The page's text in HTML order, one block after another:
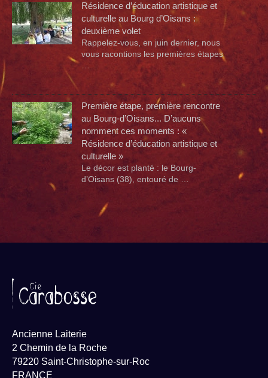
Résidence d’éducation artistique et
culturelle au Bourg d’Oisans :
deuxième volet
Rappelez-vous, en juin dernier, nous
vous racontions les premières étapes
Première étape, première rencontre
au Bourg-d’Oisans... D’aucuns
nomment ces moments : «
Résidence d’éducation artistique et
culturelle »
Le décor est planté : le Bourg-
d’Oisans (38), entouré de …
Ancienne Laiterie
2 Chemin de la Roche
79220 Saint-Christophe-sur-Roc
FRANCE